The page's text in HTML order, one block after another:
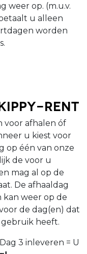
weer op. (m.u.v.
u alleen
worden
Rent
voor afhalen óf
u kiest voor
op één van onze
de voor u
mag al op de
De afhaaldag
weer op de
de dag(en) dat
heeft.
3 inleveren = U